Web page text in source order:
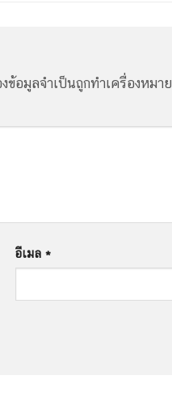
ข้อมูลจำเป็นถูกทำเครื่องหมาย
อีเมล*